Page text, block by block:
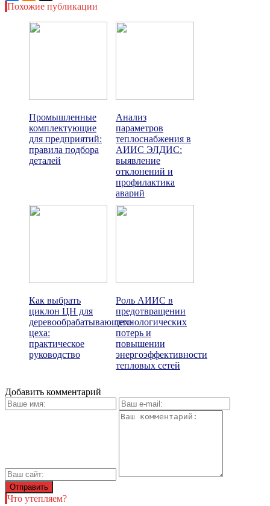
Похожие публикации
Промышленные
комплектующие
для предприятий:
правила подбора
деталей
Анализ
параметров
теплоснабжения в
АИИС ЭЛДИС:
выявление
отклонений и
профилактика
аварий
Как выбрать
циклон ЦН для
деревообрабатывающего
цеха:
практическое
руководство
Роль АИИС в
предотвращении
технологических
потерь и
повышении
энергоэффективности
тепловых сетей
Добавить комментарий
Что утепляем?